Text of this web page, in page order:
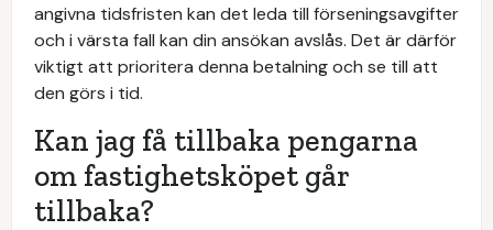
angivna tidsfristen kan det leda till förseningsavgifter
och i värsta fall kan din ansökan avslås. Det är därför
viktigt att prioritera denna betalning och se till att
den görs i tid.
Kan jag få tillbaka pengarna
om fastighetsköpet går
tillbaka?